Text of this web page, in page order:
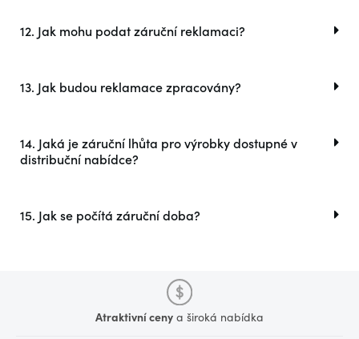
12. Jak mohu podat záruční reklamaci?
13. Jak budou reklamace zpracovány?
14. Jaká je záruční lhůta pro výrobky dostupné v
distribuční nabídce?
15. Jak se počítá záruční doba?
Atraktivní ceny a široká nabídka